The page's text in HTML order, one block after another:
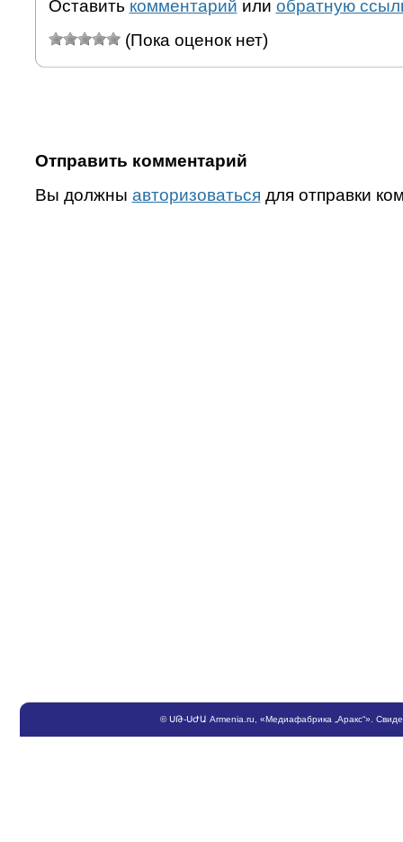
Оставить комментарий или обратную
(Пока оценок нет)
Отправить комментарий
Вы должны авторизоваться для отправки
©ՍԹ-ՍԺԱ Armenia.ru , «Медиафабрика „Аракс“».